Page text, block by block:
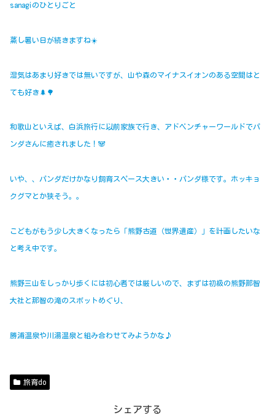
sanagiのひとりごと
蒸し暑い日が続きますね☀️
湿気はあまり好きでは無いですが、山や森のマイナスイオンのある空間はと
ても好き🌲🌳
和歌山といえば、白浜旅行に以前家族で行き、アドベンチャーワールドでパ
ンダさんに癒されました！🐼
いや、、パンダだけかなり飼育スペース大きい・・パンダ様です。ホッキョ
クグマとか狭そう。。
こどもがもう少し大きくなったら「熊野古道（世界遺産）」を計画したいな
と考え中です。
熊野三山をしっかり歩くには初心者では厳しいので、まずは初級の熊野那智
大社と那智の滝のスポットめぐり、
勝浦温泉や川湯温泉と組み合わせてみようかな♪
旅育do
シェアする